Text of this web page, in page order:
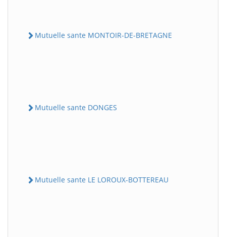
Mutuelle sante MONTOIR-DE-BRETAGNE
Mutuelle sante DONGES
Mutuelle sante LE LOROUX-BOTTEREAU